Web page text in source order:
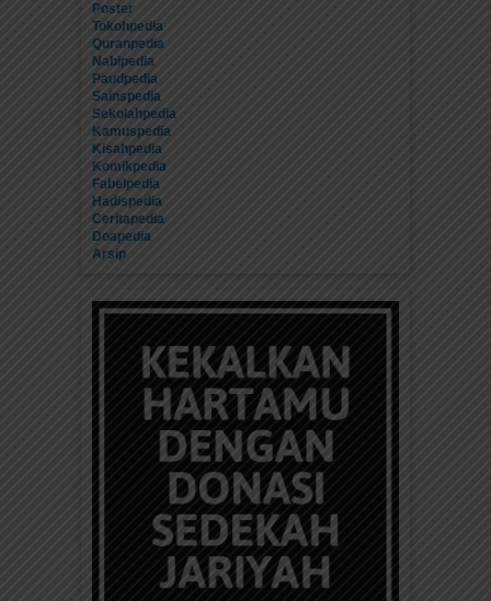
Poster
Tokohpedia
Quranpedia
Nabipedia
Paudpedia
Sainspedia
Sekolahpedia
Kamuspedia
Kisahpedia
Komikpedia
Fabelpedia
Hadispedia
Ceritapedia
Doapedia
Arsip